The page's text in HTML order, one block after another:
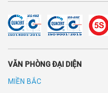
VĂN PHÒNG ĐẠI DIỆN
MIỀN BẮC